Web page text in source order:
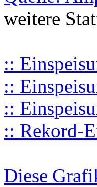
weitere
::
::
::
:: Rekord-
Diese